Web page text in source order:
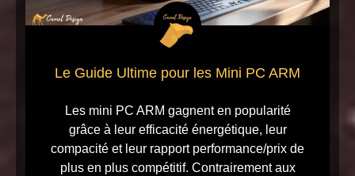
Le Guide Ultime pour les Mini PC ARM
Les mini PC ARM gagnent en popularité
grâce à leur efficacité énergétique, leur
compacité et leur rapport performance/prix de
plus en plus compétitif. Contrairement aux